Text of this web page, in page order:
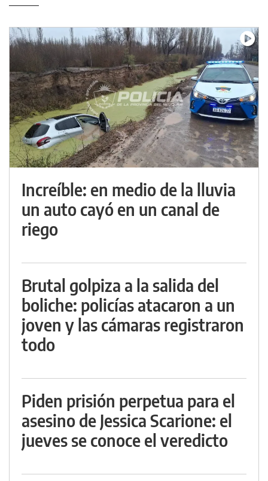
Increíble: en medio de la lluvia
un auto cayó en un canal de
riego
Brutal golpiza a la salida del
boliche: policías atacaron a un
joven y las cámaras registraron
todo
Piden prisión perpetua para el
asesino de Jessica Scarione: el
jueves se conoce el veredicto